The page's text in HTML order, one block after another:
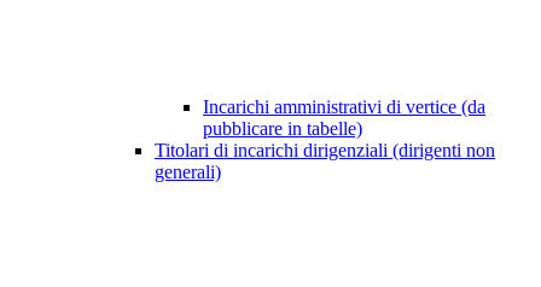
Incarichi amministrativi di vertice (da
pubblicare in tabelle)
Titolari di incarichi dirigenziali (dirigenti non
generali)